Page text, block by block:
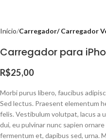
Início Carregador/ Carregador
Carregador para
R$25,00
Morbi purus libero, faucibus
Sed lectus. Praesent elementum
felis. Vestibulum volutpat, lacus a
dui, eu pulvinar nunc sapien
fermentum et, dapibus sed, urna.